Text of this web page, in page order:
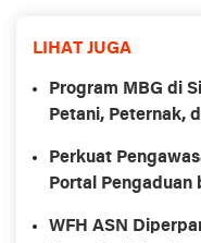
LIHAT JUGA
Program MBG di
Petani, Peternak,
Perkuat
Portal Pengaduan
WFH ASN